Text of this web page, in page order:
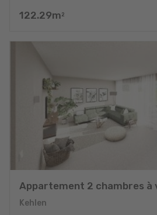
122.29m 2
Appartement 2 chambres à
Kehlen